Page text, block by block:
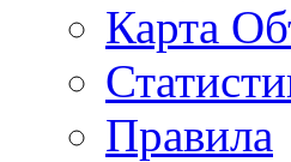
Карта
Правила